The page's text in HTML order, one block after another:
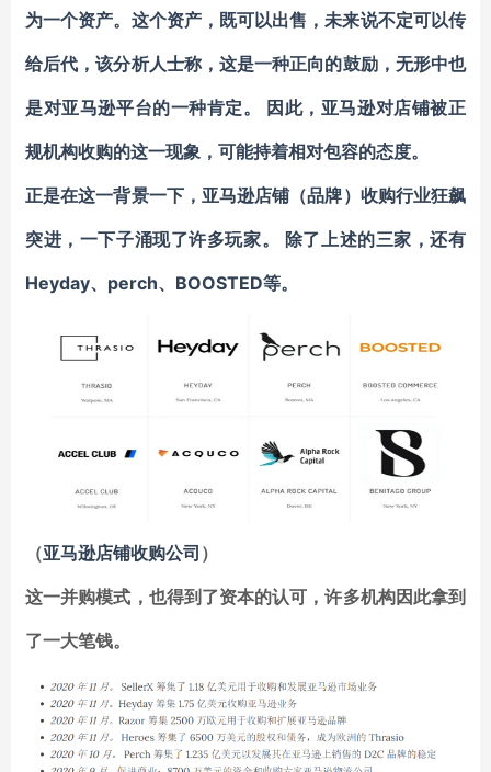
为一个资产。 这个资产，既可以出售，未来说不定可以传
给后代，该分析人士称，这是一种正向的鼓励，无形中也
是对亚马逊平台的一种肯定。 因此，亚马逊对店铺被正
规机构收购的这一现象，可能持着相对包容的态度。
正是在这一背景一下，亚马逊店铺（品牌）收购行业狂飙
突进，一下子涌现了许多玩家。
除了上述的三家，还有
Heyday、perch、BOOSTED等。
（亚马逊店铺收购公司 ）
这一并购模式，也得到了资本的认可，许多机构因此拿到
了一大笔钱。